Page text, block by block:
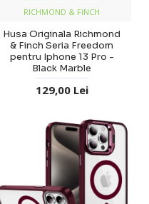
RICHMOND & FINCH
Husa Originala Richmond
& Finch Seria Freedom
pentru Iphone 13 Pro -
Black Marble
129,00 Lei